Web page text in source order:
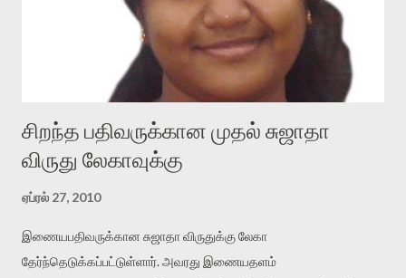
சிறந்த பதிவருக்கான முதல் சுஜாதா
விருது லேகாவுக்கு
ஏப்ரல் 27, 2010
இணையபதிவருக்கான சுஜாதா விருதுக்கு லேகா
தேர்ந்தெடுக்கப்பட்டுள்ளார். அவரது இணையதளம்